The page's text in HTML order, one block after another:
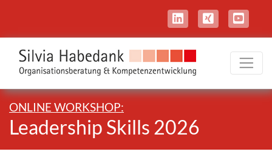
ONLINE WORKSHOP:
Leadership Skills 2026